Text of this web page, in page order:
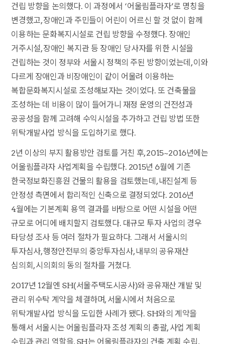
건립 방향을 논의했다. 이 과정에서 ‘어울림플라자’로 명칭을
변경했고, 장애인과 주민들이 어린이 어르신 할 것 없이 함께
이용하는 문화복지시설로 건립 방향을 수정했다. 장애인
거주시설, 장애인 복지관 등 장애인 당사자를 위한 시설을
건립하는 것이 정부와 서울시 정책의 주된 방향이었는데, 이와
다르게 장애인과 비장애인이 같이 어울려 이용하는
복합문화복지시설로 조성해보자는 것이었다. 또 건축물을
조성하는 데 비용이 많이 들어가니 재정 운영의 건전성과
공공성을 함께 고려해 수익시설을 추가하고 건립 방법 또한
위탁개발사업 방식을 도입하기로 했다.
2년 이상의 부지 활용방안 검토를 거친 후, 2015~2016년에는
어울림플라자 사업계획을 수립했다. 2015년 6월에 기존
한국정보화진흥원 건물의 활용을 검토했는데, 내진설계 등
안정성 측면에서 합리적인 신축으로 결정되었다. 2016년
4월에는 기본계획 용역 결과를 바탕으로 어떤 시설을 어떤
규모로 어디에 배치할지 검토했다. 대규모 투자 사업의 경우
타당성 조사 등 여러 절차가 필요하다. 그래서 서울시의
투자심사, 행정안전부의 중앙투자심사, 내부의 공유재산
심의회, 시의회의 동의 절차를 거쳤다.
2017년 12월엔 SH(서울주택도시공사)와 공유재산 개발 및
관리 위수탁 계약을 체결하며, 서울시에서 처음으로
위탁개발사업 방식을 도입한 사례가 됐다. SH와의 계약을
통해서 서울시는 어울림플라자 조성 계획의 총괄, 사업 계획
수립과 관리 역할을, SH는 어울림플라자의 건축 계획 수립,